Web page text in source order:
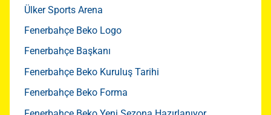
Ülker Sports Arena
Fenerbahçe Beko Logo
Fenerbahçe Başkanı
Fenerbahçe Beko Kuruluş Tarihi
Fenerbahçe Beko Forma